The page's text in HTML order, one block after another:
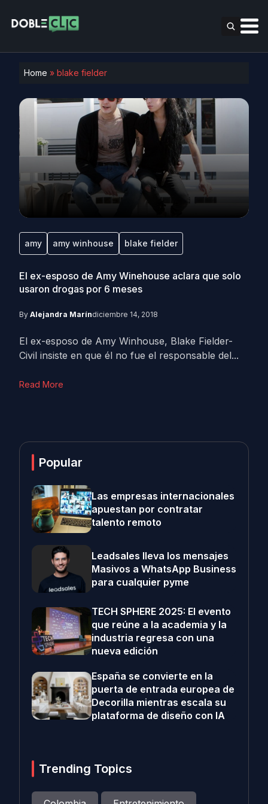
Home » blake fielder
amy amy winhouse blake fielder
El ex-esposo de Amy Winehouse aclara que solo
usaron drogas por 6 meses
By Alejandra Maríndiciembre 14, 2018
El ex-esposo de Amy Winhouse, Blake Fielder-
Civil insiste en que él no fue el responsable del...
Read More
Popular
Las empresas internacionales
apuestan por contratar
talento remoto
Leadsales lleva los mensajes
Masivos a WhatsApp Business
para cualquier pyme
TECH SPHERE 2025: El evento
que reúne a la academia y la
industria regresa con una
nueva edición
España se convierte en la
puerta de entrada europea de
Decorilla mientras escala su
plataforma de diseño con IA
Trending Topics